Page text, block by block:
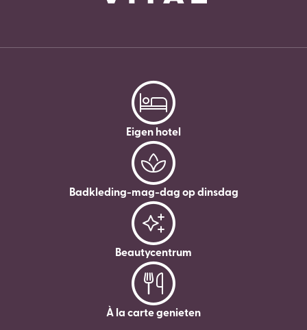
Eigen hotel
Badkleding-mag-dag op dinsdag
Beautycentrum
À la carte genieten